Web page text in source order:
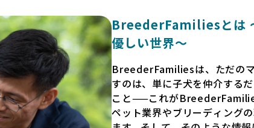
BreederFamiliesとは
優しい世界〜
BreederFamiliesは、ただの
すのは、単に子犬を仲介する
こと——これが
ペット業界やブリーディング